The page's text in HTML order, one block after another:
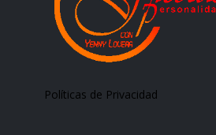
Políticas de Privacidad